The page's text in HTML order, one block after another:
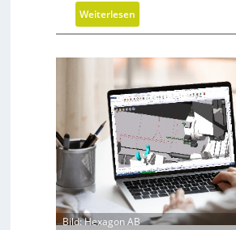
s
c
ä
f
t
s
ü
h
r
u
n
Weiterlesen:
F
s
c
h
r
t
t
e
Bild: Hexagon AB